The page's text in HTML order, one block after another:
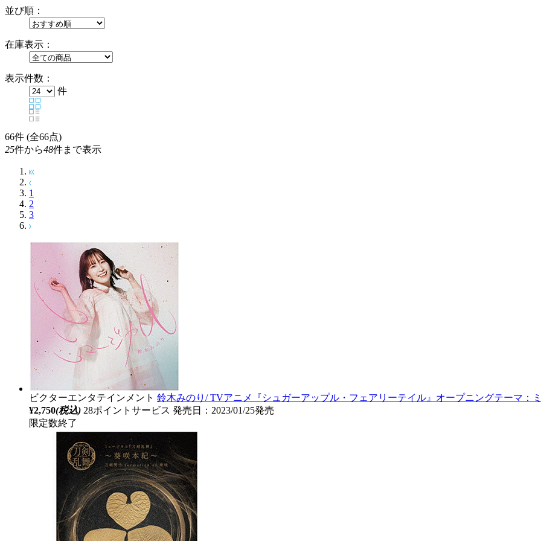
並び順：
在庫表示：
表示件数：
件
66件 (全66点)
25件から48件まで表示
1
2
3
ビクターエンタテインメント 鈴木みのり/ TVアニメ『シュガーアップル・フェアリーテイル』オープニングテーマ：
¥2,750(税込) 28ポイントサービス 発売日：2023/01/25発売
限定数終了